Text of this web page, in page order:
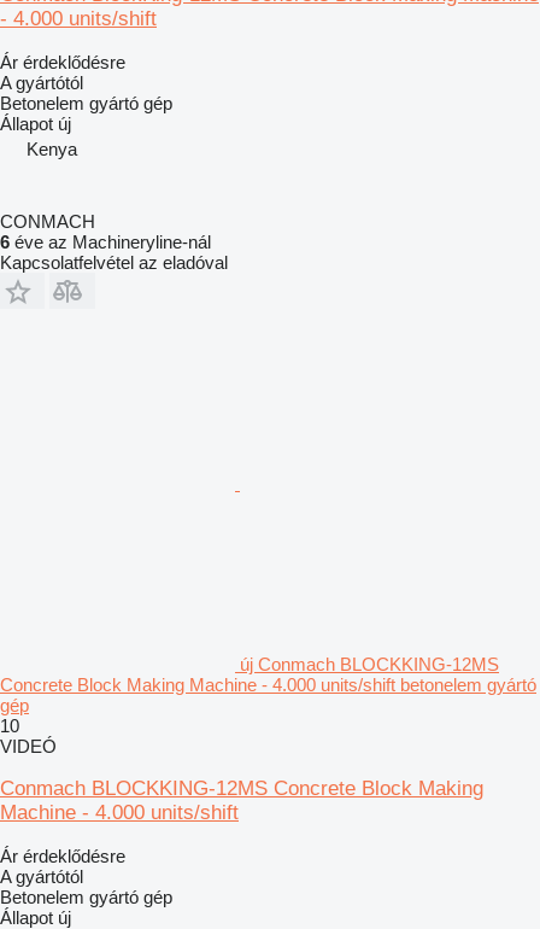
- 4.000 units/shift
Ár érdeklődésre
A gyártótól
Betonelem gyártó gép
Állapot új
Kenya
CONMACH
6 éve az Machineryline-nál
Kapcsolatfelvétel az eladóval
új Conmach BLOCKKING-12MS
Concrete Block Making Machine - 4.000 units/shift betonelem gyártó
gép
10
VIDEÓ
Conmach BLOCKKING-12MS Concrete Block Making
Machine - 4.000 units/shift
Ár érdeklődésre
A gyártótól
Betonelem gyártó gép
Állapot új